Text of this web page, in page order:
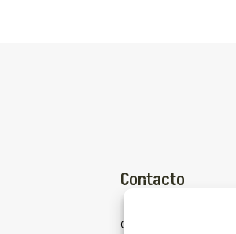
Contacto